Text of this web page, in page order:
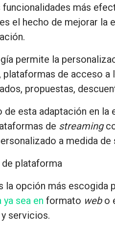
funcionalidades más
el hecho de mejorar la
.
permite la
plataformas de acceso
propuestas,
de esta adaptación en
de streaming
a medida de
plataforma
la opción más escogida
sea en formato webo
servicios.